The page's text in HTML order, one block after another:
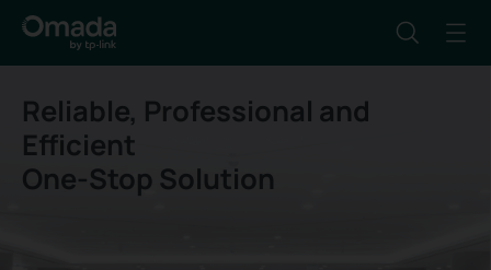
Reliable, Professional and
Efficient
One-Stop Solution